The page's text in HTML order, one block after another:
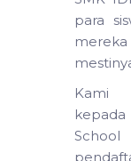
para
mereka
Kami
kepada
School